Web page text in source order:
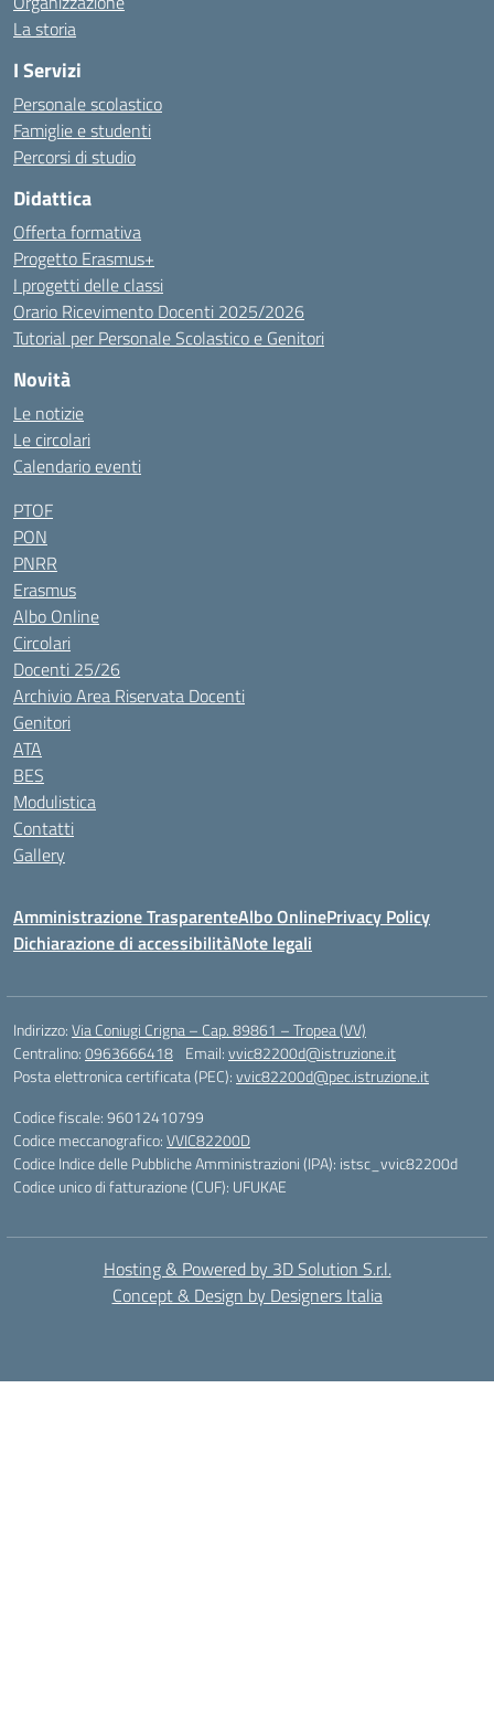
La storia
I Servizi
Personale scolastico
Famiglie e studenti
Percorsi di studio
Didattica
Offerta formativa
Progetto Erasmus+
I progetti delle classi
Orario Ricevimento Docenti 2025/2026
Tutorial per Personale Scolastico e Genitori
Novità
Le notizie
Le circolari
Calendario eventi
PTOF
PON
PNRR
Erasmus
Albo Online
Circolari
Docenti 25/26
Archivio Area Riservata Docenti
Genitori
ATA
BES
Modulistica
Contatti
Gallery
Amministrazione TrasparenteAlbo OnlinePrivacy Policy
Dichiarazione di accessibilitàNote legali
Indirizzo:Via Coniugi Crigna – Cap. 89861 – Tropea (VV)
Centralino:0963666418 Email:vvic82200d@istruzione.it
Posta elettronica certificata (PEC):vvic82200d@pec.istruzione.it
Codice fiscale: 96012410799
Codice meccanografico:VVIC82200D
Codice Indice delle Pubbliche Amministrazioni (IPA): istsc_vvic82200d
Codice unico di fatturazione (CUF): UFUKAE
Hosting & Powered by 3D Solution S.r.l.
Concept & Design by Designers Italia